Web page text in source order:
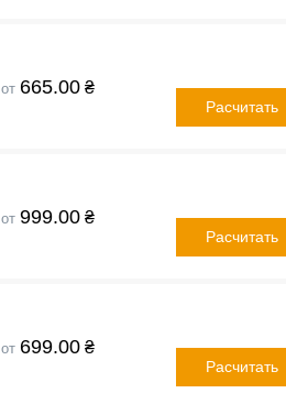
Расчитать
от 665.00 ₴
Расчитать
от 999.00 ₴
Расчитать
от 699.00 ₴